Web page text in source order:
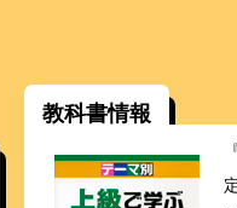
教科書情報